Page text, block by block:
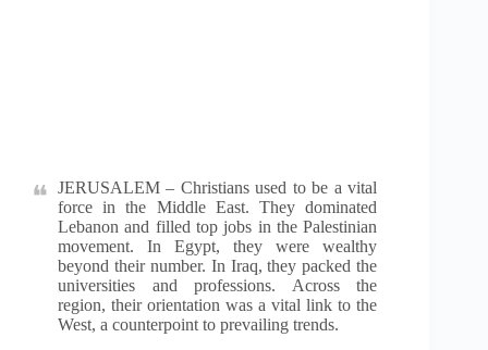
JERUSALEM – Christians used to be a vital
force in the Middle East. They dominated
Lebanon and filled top jobs in the Palestinian
movement. In Egypt, they were wealthy
beyond their number. In Iraq, they packed the
universities and professions. Across the
region, their orientation was a vital link to the
West, a counterpoint to prevailing trends.